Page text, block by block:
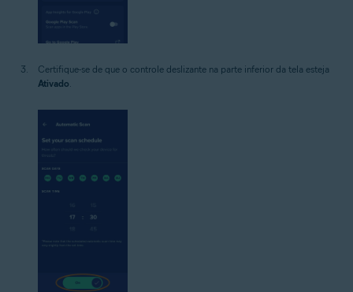
Certifique-se de que o controle deslizante na parte inferior da tela esteja
Ativado.